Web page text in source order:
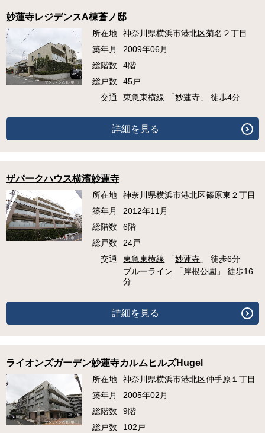
妙蓮寺レジデンスA棟蒼ノ邸
所在地
神奈川県横浜市港北区菊名２丁目
築年月
2009年06月
総階数
4階
総戸数
45戸
交通
東急東横線 「妙蓮寺 」 徒歩4分
詳細を見る
ザパークハウス横濱妙蓮寺
所在地
神奈川県横浜市港北区篠原東２丁目
築年月
2012年11月
総階数
6階
総戸数
24戸
交通
東急東横線 「妙蓮寺 」 徒歩6分
ブルーライン 「 岸根公園 」 徒歩16
分
詳細を見る
ライオンズガーデン妙蓮寺カルムヒルズHugel
所在地
神奈川県横浜市港北区仲手原１丁目
築年月
2005年02月
総階数
9階
総戸数
102戸